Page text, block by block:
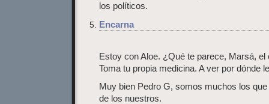
los políticos.
Encarna
Estoy con Aloe. ¿Qué te parece, Marsá,
Toma tu propia medicina. A ver por dónde
Muy bien Pedro G, somos muchos los
de los nuestros.